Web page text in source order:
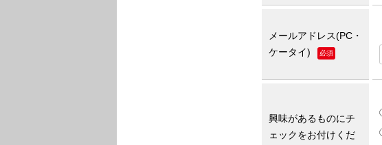
メールアドレス(PC・
ケータイ)
必須
興味があるものにチ
ェックをお付けくだ